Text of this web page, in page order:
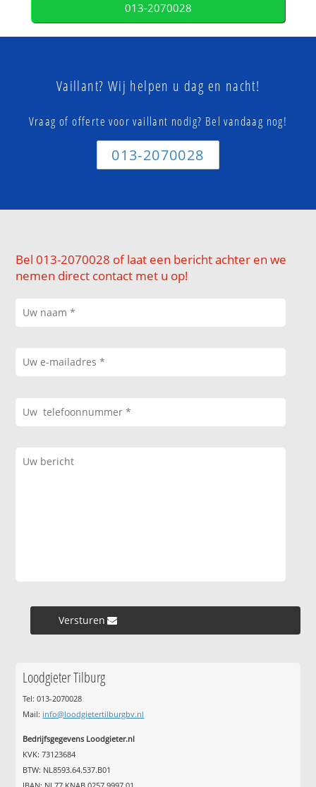
013-2070028
Vaillant? Wij helpen u dag en nacht!
Vraag of offerte voor vaillant nodig? Bel vandaag nog!
013-2070028
Bel 013-2070028 of laat een bericht achter en we
nemen direct contact met u op!
Versturen »
Loodgieter Tilburg
Tel: 013-2070028
Mail: info@loodgietertilburgbv.nl
Bedrijfsgegevens Loodgieter.nl
KVK: 73123684
BTW: NL8593.64.537.B01